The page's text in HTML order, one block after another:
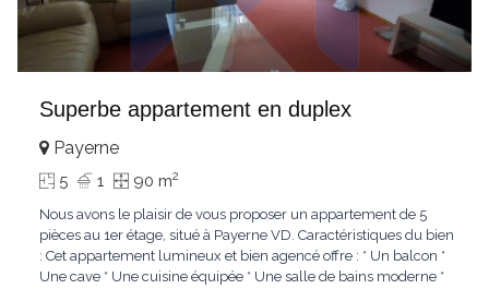
Superbe appartement en duplex
Payerne
5 1 90 m2
Nous avons le plaisir de vous proposer un appartement de 5
pièces au 1er étage, situé à Payerne VD. Caractéristiques du bien
: Cet appartement lumineux et bien agencé offre : * Un balcon *
Une cave * Une cuisine équipée * Une salle de bains moderne *